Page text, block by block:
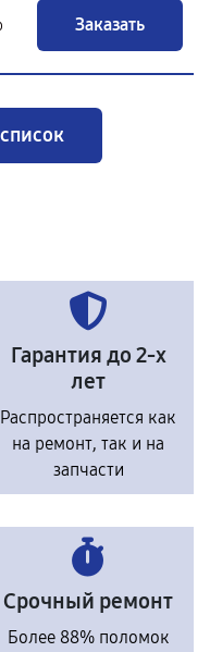
Заказать
Гарантия до 2-х
лет
Распространяется как
на ремонт, так и на
запчасти
Срочный ремонт
Более 88% поломок